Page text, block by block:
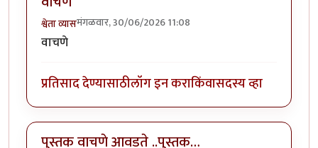
श्वेता व्यासमंगळवार, 30/06/2026 11:08
वाचणे
प्रतिसाद देण्यासाठीलॉग इन कराकिंवासदस्य व्हा
पुस्तक वाचणे आवडते ..पुस्तक…